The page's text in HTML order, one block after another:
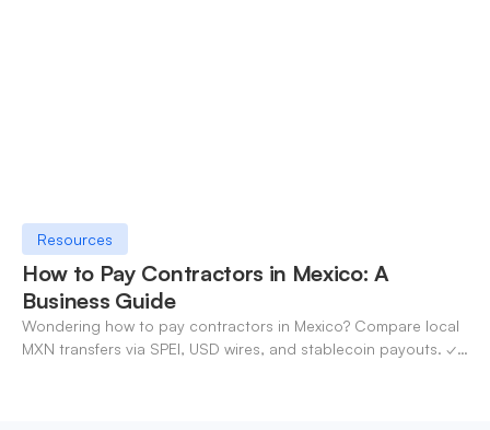
Resources
How to Pay Contractors in Mexico: A
Business Guide
Wondering how to pay contractors in Mexico? Compare local
MXN transfers via SPEI, USD wires, and stablecoin payouts. ✓